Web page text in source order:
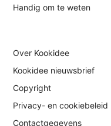
Handig om te weten
Over Kookidee
Kookidee nieuwsbrief
Copyright
Privacy- en cookiebeleid
Contactgegevens